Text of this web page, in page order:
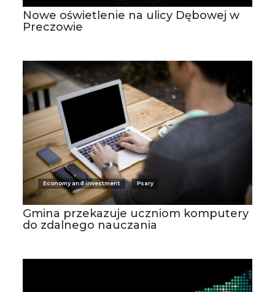
Nowe oświetlenie na ulicy Dębowej w
Preczowie
Economy and investment Psary
Gmina przekazuje uczniom komputery
do zdalnego nauczania